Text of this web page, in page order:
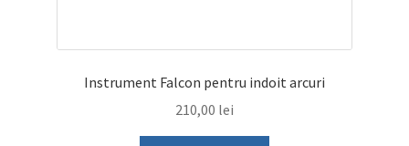
Instrument Falcon pentru indoit arcuri
210,00 lei